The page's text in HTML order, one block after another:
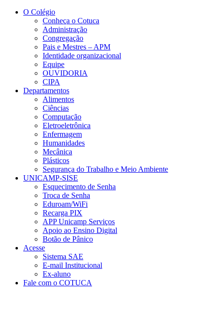
Conteúdo principal
O Colégio
Conheça o Cotuca
Administração
Congregação
Pais e Mestres – APM
Identidade organizacional
Equipe
OUVIDORIA
CIPA
Departamentos
Alimentos
Ciências
Computação
Eletroeletrônica
Enfermagem
Humanidades
Mecânica
Plásticos
Segurança do Trabalho e Meio Ambiente
UNICAMP-SISE
Esquecimento de Senha
Troca de Senha
Eduroam/WiFi
Recarga PIX
APP Unicamp Serviços
Apoio ao Ensino Digital
Botão de Pânico
Acesse
Sistema SAE
E-mail Institucional
Ex-aluno
Fale com o COTUCA